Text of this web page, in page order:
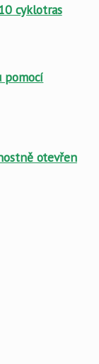
cyklotras
pomocí
otevřen